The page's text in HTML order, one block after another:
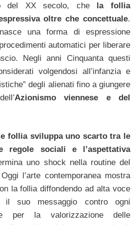
del XX secolo, che la follia
oltre che concettuale.
una forma di espressione
automatici per liberare
Negli anni Cinquanta questi
volgendosi all’infanzia e
degli alienati fino a giungere
Azionismo viennese e del
e follia sviluppa uno scarto tra le
regole sociali e l’aspettativa
uno shock nella routine del
l’arte contemporanea mostra
la follia diffondendo ad alta voce
il suo messaggio contro ogni
e per la valorizzazione delle